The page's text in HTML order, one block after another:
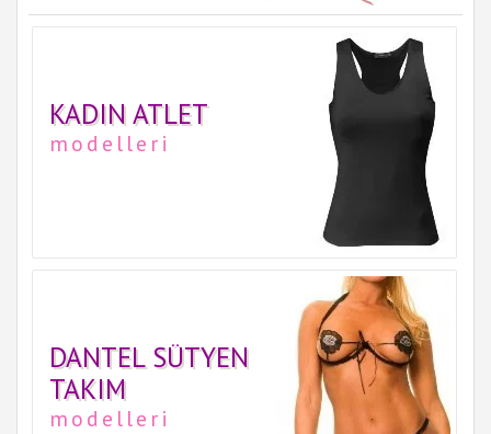
KADIN ATLET
modelleri
DANTEL SÜTYEN
TAKIM
modelleri